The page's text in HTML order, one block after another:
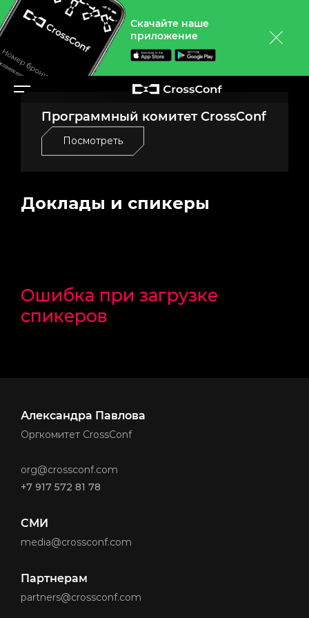
Скачайте наше
приложение
Программный комитет CrossConf
Посмотреть
Доклады и спикеры
Ошибка при загрузке
спикеров
Александра Павлова
Оргкомитет CrossConf
org@crossconf.com
+7 917 572 81 78
СМИ
media@crossconf.com
Партнерам
partners@crossconf.com